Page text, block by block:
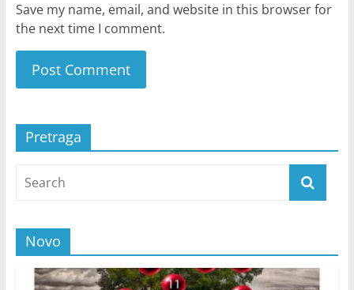
Save my name, email, and website in this browser for
the next time I comment.
Pretraga
Novo